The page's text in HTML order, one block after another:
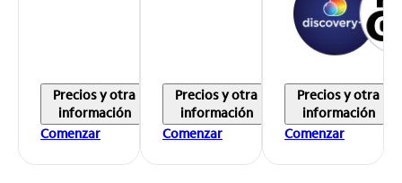
Precios y otra
información
Comenzar
Precios y otra
información
Comenzar
Precios y otra
información
Comenzar